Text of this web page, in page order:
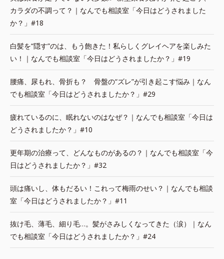
カラダの不調って？｜なんでも相談室「今日はどうされました
か？」#18
白髪を“隠す”のは、もう飽きた！私らしくグレイヘアを楽しみた
い！｜なんでも相談室「今日はどうされましたか？」#19
腰痛、尿もれ、骨折も？ 骨盤の“ズレ”が引き起こす悩み｜なん
でも相談室「今日はどうされましたか？」#29
疲れているのに、眠れないのはなぜ？｜なんでも相談室「今日は
どうされましたか？」#10
更年期の治療って、どんなものがあるの？｜なんでも相談室「今
日はどうされましたか？」#32
頭は痛いし、体もだるい！これって梅雨のせい？｜なんでも相談
室「今日はどうされましたか？」#11
抜け毛、薄毛、細り毛…。髪がさみしくなってきた（涙）｜なん
でも相談室「今日はどうされましたか？」#24